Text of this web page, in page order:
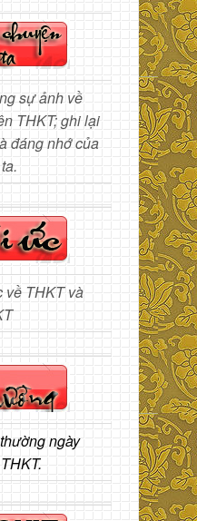
sự ảnh về
THKT; ghi lại
đáng nhớ của
về THKT và
ngày